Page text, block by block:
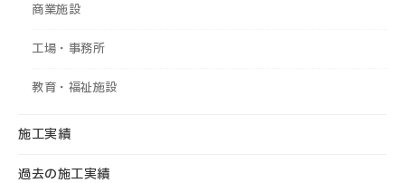
商業施設
工場・事務所
教育・福祉施設
施工実績
過去の施工実績